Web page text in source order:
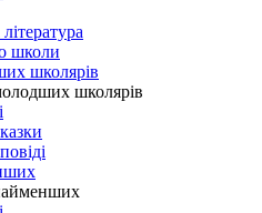
школи
школярів
школярів